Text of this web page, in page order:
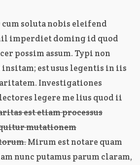
soluta nobis eleifend
imperdiet doming id quod
possim assum. Typi non
est usus legentis in iis
Investigationes
legere me lius quod ii
est etiam processus
mutationem
Mirum est notare quam
nunc putamus parum claram,